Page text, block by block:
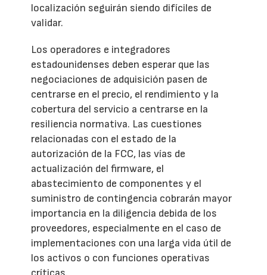
localización seguirán siendo difíciles de
validar.
Los operadores e integradores
estadounidenses deben esperar que las
negociaciones de adquisición pasen de
centrarse en el precio, el rendimiento y la
cobertura del servicio a centrarse en la
resiliencia normativa. Las cuestiones
relacionadas con el estado de la
autorización de la FCC, las vías de
actualización del firmware, el
abastecimiento de componentes y el
suministro de contingencia cobrarán mayor
importancia en la diligencia debida de los
proveedores, especialmente en el caso de
implementaciones con una larga vida útil de
los activos o con funciones operativas